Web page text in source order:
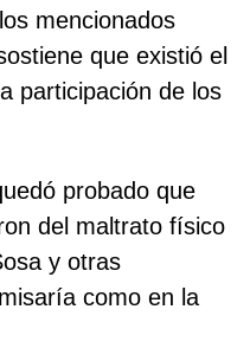
mencionados
que existió el
participación de los
probado que
del maltrato físico
y otras
como en la